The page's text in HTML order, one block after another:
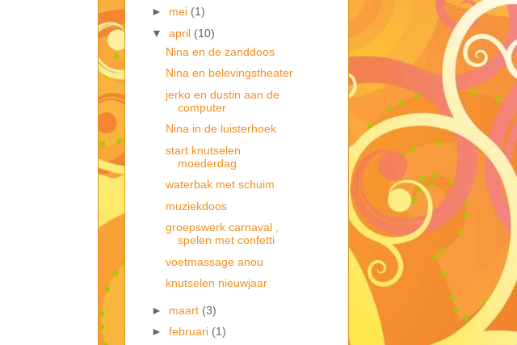
► mei (1)
▼ april (10)
Nina en de zanddoos
Nina en belevingstheater
jerko en dustin aan de
computer
Nina in de luisterhoek
start knutselen
moederdag
waterbak met schuim
muziekdoos
groepswerk carnaval ,
spelen met confetti
voetmassage anou
knutselen nieuwjaar
► maart (3)
► februari (1)